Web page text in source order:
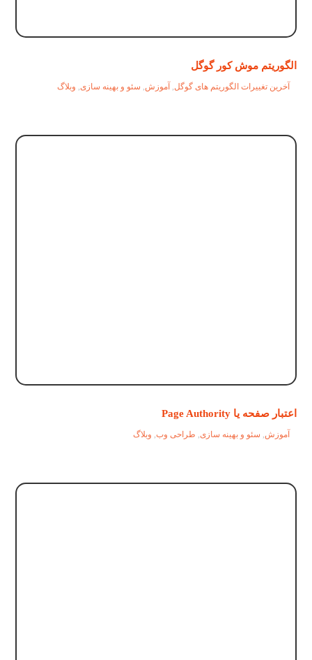
الگوریتم موش کور گوگل
آخرین تغییرات الگوریتم های گوگل, آموزش, سئو و بهینه سازی, وبلاگ
اعتبار صفحه یا Page Authority
آموزش, سئو و بهینه سازی, طراحی وب, وبلاگ